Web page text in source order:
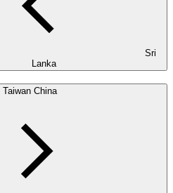
Lanka
Taiwan China